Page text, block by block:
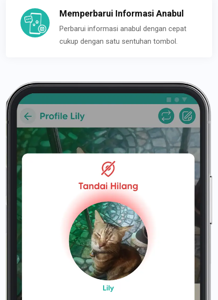
Memperbarui Informasi Anabul
Perbarui informasi anabul dengan cepat
cukup dengan satu sentuhan tombol.